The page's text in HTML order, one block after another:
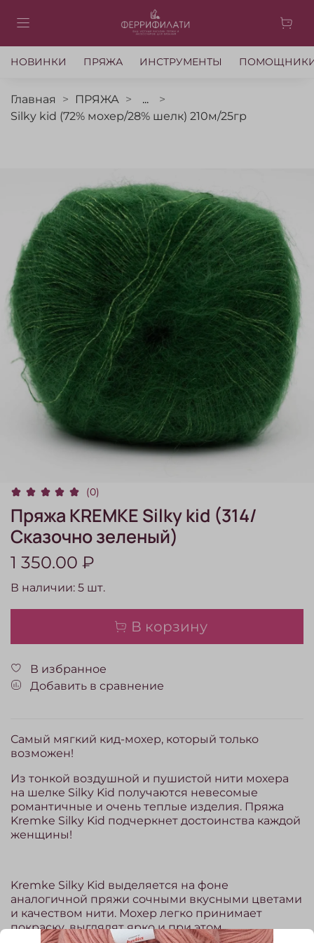
НОВИНКИ ПРЯЖА ИНСТРУМЕНТЫ
Главная ПРЯЖА
...
Silky kid (72% мохер/28% шелк) 210м/25гр
(0)
Пряжа KREMKE Silky kid (314/
Сказочно зеленый)
1 350.00 ₽
В наличии: 5 шт.
В корзину
В избранное
Добавить в сравнение
Самый мягкий кид-мохер, который только
возможен!
Из тонкой воздушной и пушистой нити мохера
на шелке Silky Kid получаются невесомые
романтичные и очень теплые изделия. Пряжа
Kremke Silky Kid подчеркнет достоинства каждой
женщины!
Kremke Silky Kid выделяется на фоне
аналогичной пряжи сочными вкусными цветами
и качеством нити. Мохер легко принимает
покраску, выглядят ярко и при этом